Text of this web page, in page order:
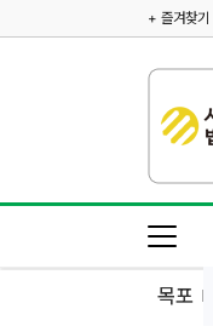
+ 즐겨찾기
목포